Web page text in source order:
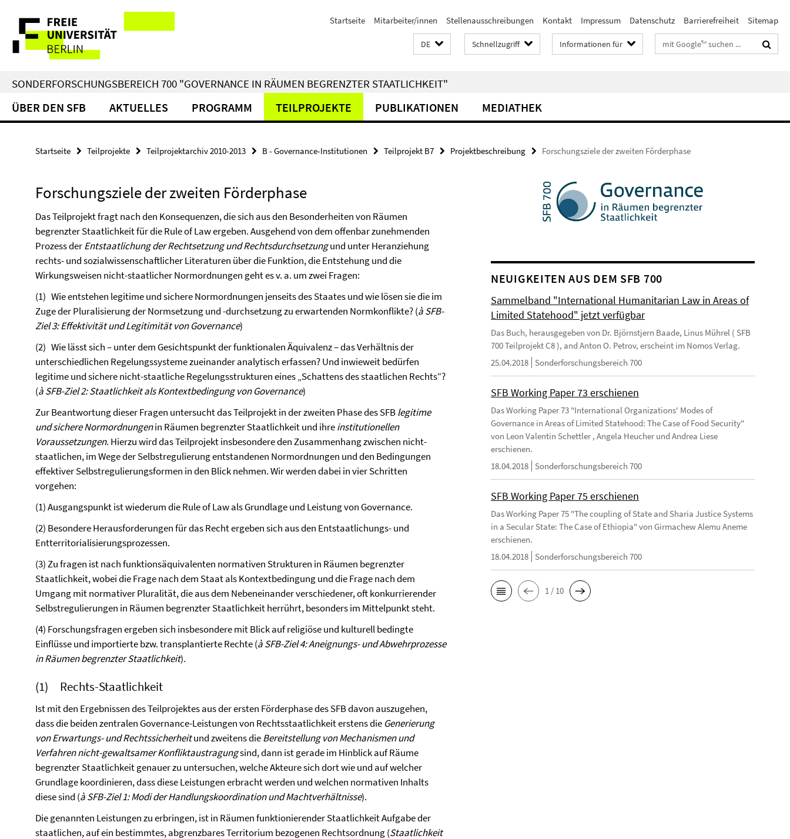
direkt
Inhalt
Service-
Navigation
Startseite Mitarbeiter/innen Stellenausschreibungen Kontakt Impressum Datenschutz Barrierefreiheit Sitemap
DE Schnellzugriff Informationen für Suchbegriffe
SONDERFORSCHUNGSBEREICH 700 "GOVERNANCE IN RÄUMEN BEGRENZTER STAATLICHKEIT"
ÜBER DEN SFB AKTUELLES PROGRAMM TEILPROJEKTE PUBLIKATIONEN MEDIATHEK
Startseite Teilprojekte Teilprojektarchiv 2010-2013 B - Governance-Institutionen Teilprojekt B7 Projektbeschreibung Forschungsziele der zweiten Förderphase
Forschungsziele der zweiten Förderphase
Das Teilprojekt fragt nach den Konsequenzen, die sich aus den Besonderheiten von Räumen
begrenzter Staatlichkeit für die Rule of Law ergeben. Ausgehend von dem offenbar zunehmenden
Prozess derEntstaatlichung der Rechtsetzung und Rechtsdurchsetzungund unter Heranziehung
rechts- und sozialwissenschaftlicher Literaturen über die Funktion, die Entstehung und die
Wirkungsweisen nicht-staatlicher Normordnungen geht es v. a. um zwei Fragen:
(1) Wie entstehen legitime und sichere Normordnungen jenseits des Staates und wie lösen sie die im
Zuge der Pluralisierung der Normsetzung und -durchsetzung zu erwartenden Normkonflikte? (à SFB-
Ziel 3: Effektivität und Legitimität von Governance)
(2) Wie lässt sich – unter dem Gesichtspunkt der funktionalen Äquivalenz – das Verhältnis der
unterschiedlichen Regelungssysteme zueinander analytisch erfassen? Und inwieweit bedürfen
legitime und sichere nicht-staatliche Regelungsstrukturen eines „Schattens des staatlichen Rechts“?
(à SFB-Ziel 2: Staatlichkeit als Kontextbedingung von Governance)
Zur Beantwortung dieser Fragen untersucht das Teilprojekt in der zweiten Phase des SFBlegitime
und sichere Normordnungenin Räumen begrenzter Staatlichkeit und ihreinstitutionellen
Voraussetzungen. Hierzu wird das Teilprojekt insbesondere den Zusammenhang zwischen nicht-
staatlichen, im Wege der Selbstregulierung entstandenen Normordnungen und den Bedingungen
effektiver Selbstregulierungsformen in den Blick nehmen. Wir werden dabei in vier Schritten
vorgehen:
(1) Ausgangspunkt ist wiederum die Rule of Law als Grundlage und Leistung von Governance.
(2) Besondere Herausforderungen für das Recht ergeben sich aus den Entstaatlichungs- und
Entterritorialisierungsprozessen.
(3) Zu fragen ist nach funktionsäquivalenten normativen Strukturen in Räumen begrenzter
Staatlichkeit, wobei die Frage nach dem Staat als Kontextbedingung und die Frage nach dem
Umgang mit normativer Pluralität, die aus dem Nebeneinander verschiedener, oft konkurrierender
Selbstregulierungen in Räumen begrenzter Staatlichkeit herrührt, besonders im Mittelpunkt steht.
(4) Forschungsfragen ergeben sich insbesondere mit Blick auf religiöse und kulturell bedingte
Einflüsse und importierte bzw. transplantierte Rechte (à SFB-Ziel 4: Aneignungs- und Abwehrprozesse
in Räumen begrenzter Staatlichkeit).
(1) Rechts-Staatlichkeit
Ist mit den Ergebnissen des Teilprojektes aus der ersten Förderphase des SFB davon auszugehen,
dass die beiden zentralen Governance-Leistungen von Rechtsstaatlichkeit erstens die Generierung
von Erwartungs- und Rechtssicherheitund zweitens dieBereitstellung von Mechanismen und
Verfahren nicht-gewaltsamer Konfliktaustragungsind, dann ist gerade im Hinblick auf Räume
begrenzter Staatlichkeit genauer zu untersuchen, welche Akteure sich dort wie und auf welcher
Grundlage koordinieren, dass diese Leistungen erbracht werden und welchen normativen Inhalts
diese sind (à SFB-Ziel 1: Modi der Handlungskoordination und Machtverhältnisse).
Die genannten Leistungen zu erbringen, ist in Räumen funktionierender Staatlichkeit Aufgabe der
staatlichen, auf ein bestimmtes, abgrenzbares Territorium bezogenen Rechtsordnung (Staatlichkeit
NEUIGKEITEN AUS DEM SFB 700
Sammelband "International Humanitarian Law in Areas of
Limited Statehood" jetzt verfügbar
Das Buch, herausgegeben von Dr. Björnstjern Baade, Linus Mührel ( SFB
700 Teilprojekt C8 ), and Anton O. Petrov, erscheint im Nomos Verlag.
25.04.2018
Sonderforschungsbereich 700
SFB Working Paper 73 erschienen
Das Working Paper 73 "International Organizations' Modes of
Governance in Areas of Limited Statehood: The Case of Food Security"
von Leon Valentin Schettler , Angela Heucher und Andrea Liese
erschienen.
18.04.2018
Sonderforschungsbereich 700
SFB Working Paper 75 erschienen
Das Working Paper 75 "The coupling of State and Sharia Justice Systems
in a Secular State: The Case of Ethiopia" von Girmachew Alemu Aneme
erschienen.
18.04.2018
Sonderforschungsbereich 700
1 / 10